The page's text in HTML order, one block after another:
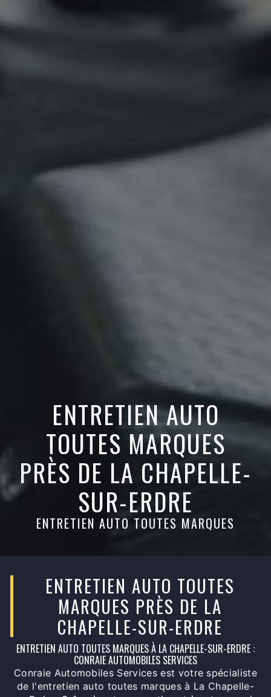
ENTRETIEN AUTO
TOUTES MARQUES
PRÈS DE LA CHAPELLE-
SUR-ERDRE
ENTRETIEN AUTO TOUTES MARQUES
ENTRETIEN AUTO TOUTES
MARQUES PRÈS DE LA
CHAPELLE-SUR-ERDRE
ENTRETIEN AUTO TOUTES MARQUES À LA CHAPELLE-SUR-ERDRE :
CONRAIE AUTOMOBILES SERVICES
Conraie Automobiles Services est votre spécialiste
de l'entretien auto toutes marques à La Chapelle-